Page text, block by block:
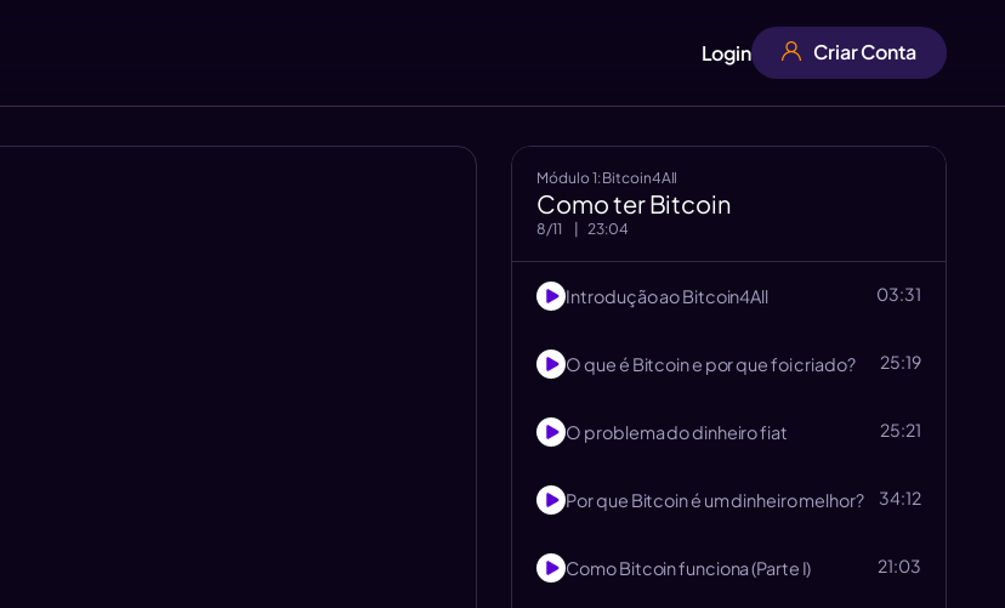
Login Criar Conta
Módulo1:Bitcoin4All
Como ter Bitcoin
8/11 |23:04
Introdução ao Bitcoin4All 03:31
O que é Bitcoin e por que foi criado? 25:19
O problema do dinheiro fiat 25:21
Por que Bitcoin é um dinheiro melhor? 34:12
Como Bitcoin funciona (Parte I) 21:03